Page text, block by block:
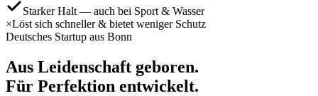
Starker Halt — auch bei Sport & Wasser
×Löst sich schneller & bietet weniger Schutz
Deutsches Startup aus Bonn
Aus Leidenschaft geboren.
Für Perfektion entwickelt.